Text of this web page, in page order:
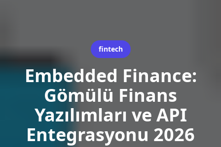
fintech
Embedded Finance:
Gömülü Finans
Yazılımları ve API
Entegrasyonu 2026